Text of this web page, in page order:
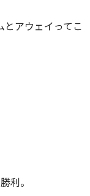
アウェイってこ
利。